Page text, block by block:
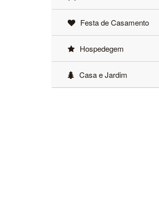
Festa de Casamento
Hospedegem
Casa e Jardim